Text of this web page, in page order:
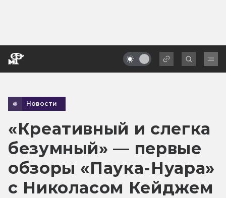
Новости
«Креативный и слегка
безумный» — первые
обзоры «Паука-Нуара»
с Николасом Кейджем